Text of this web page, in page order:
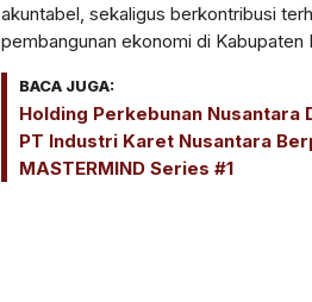
akuntabel, sekaligus berkontribusi
pembangunan ekonomi di Kabupaten
BACA JUGA:
Holding Perkebunan Nusantara
PT Industri Karet Nusantara
MASTERMIND Series #1